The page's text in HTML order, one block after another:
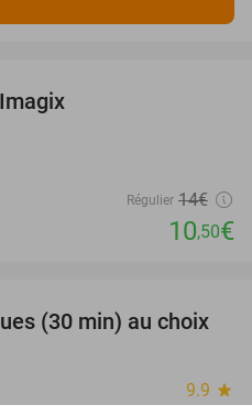
Régulier 14€
10,50€
38%
(30 min) au choix
9.9 star